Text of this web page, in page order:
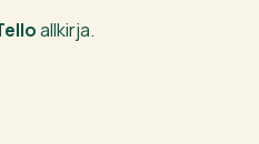
allkirja.